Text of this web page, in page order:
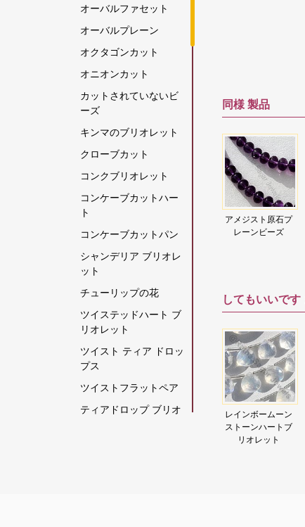
ライト
グリーンアパタイト
グリーンアメジスト
グリーンオニキス
グリーンカイヤナイト
グリーンストロベリー
クォーツ
グリーンモスクォーツ
クリスタルジェムスト
ーン
クリソコラの原石
クリソプレーズ宝石
グレームーンストーン
グロッシュラー ガーネ
ット
クロム透輝石
コーヒームーンストー
ン
コーラル
ゴールデンムーンスト
ーン
オーバルファセット
オーバルプレーン
オクタゴンカット
オニオンカット
カットされていないビ
ーズ
キンマのブリオレット
クローブカット
コンクブリオレット
コンケーブカットハー
ト
コンケーブカットパン
シャンデリア ブリオレ
ット
チューリップの花
ツイステッドハート ブ
リオレット
ツイスト ティア ドロッ
プス
ツイストフラットペア
ティアドロップ ブリオ
同様 製品
アパタイト原石プ
レーンビーズ
レーンビーズ
アメジスト原石プ
レーンビーズ
してもいいです
トルマリン ジェム
アパタイト ジェム
レインボームーン
ストーンハートブ
リオレット